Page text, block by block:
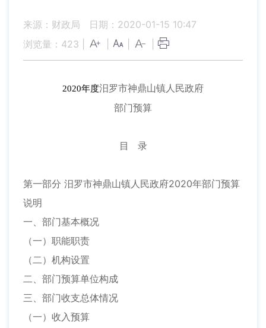
来源：财政局
日期：2020-01-15 10:47
浏览量： 423
2020年度汨罗市神鼎山镇人民政府
部门预算
目 录
第一部分 汨罗市神鼎山镇人民政府2020年部门预算
说明
一、部门基本概况
（一）职能职责
（二）机构设置
二、部门预算单位构成
三、部门收支总体情况
（一）收入预算